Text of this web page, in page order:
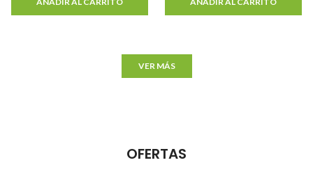
VER MÁS
OFERTAS